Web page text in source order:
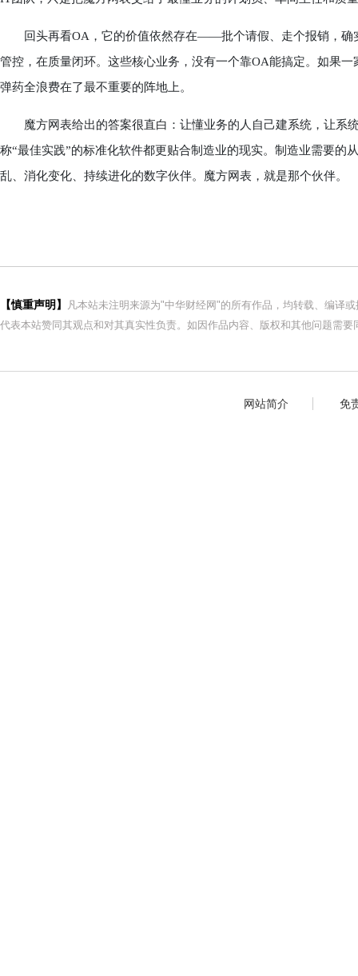
回头再看OA，它的价值依然存在——批个请假、走个报销，确
管控，在质量闭环。这些核心业务，没有一个靠OA能搞定。如果
弹药全浪费在了最不重要的阵地上。
魔方网表给出的答案很直白：让懂业务的人自己建系统，让系
称“最佳实践”的标准化软件都更贴合制造业的现实。制造业需要的
乱、消化变化、持续进化的数字伙伴。魔方网表，就是那个伙伴。
【慎重声明】
凡本站未注明来源为"中华财经网"的所有作品，均转载、编译
代表本站赞同其观点和对其真实性负责。如因作品内容、版权和其他问题需
网站简介 免